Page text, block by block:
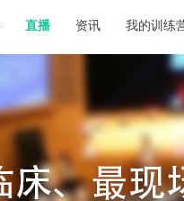
直播 资讯 我的训练